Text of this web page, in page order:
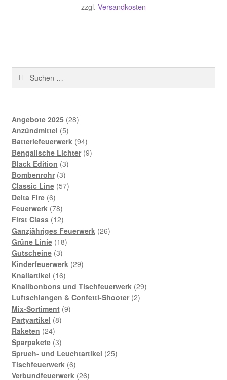
zzgl. Versandkosten
Suchen
Angebote 2025 2828
Anzündmittel 55
Produkte
Batteriefeuerwerk 9494
Produkte
Bengalische Lichter 99
Black Edition 33
Bombenrohr 33
Produkte
Classic Line 5757
Delta Fire 66
Produkte
Feuerwerk 7878
Produkte
First Class 1212
Produkte
Ganzjähriges Feuerwerk 2626
Grüne Linie 1818
Gutscheine 33
Produkte
Kinderfeuerwerk 2929
Knallartikel 1616
Produkte
Knallbonbons und Tischfeuerwerk 2929
Luftschlangen & Confetti-Shooter 22
Mix-Sortiment 99
Partyartikel 88
Raketen 2424
Produkte
Sparpakete 33
Produkte
Sprueh- und Leuchtartikel 2525
Tischfeuerwerk 66
Produkte
Verbundfeuerwerk 2626